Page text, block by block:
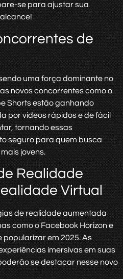
se para ajustar sua
de
uma força dominante no
novos concorrentes como o
Shorts estão ganhando
por vídeos rápidos e de fácil
tornando essas
seguro para quem busca
jovens.
Realidade
Virtual
de realidade aumentada
como o Facebook Horizon e
popularizar em 2025. As
imersivas em suas
se destacar nesse novo